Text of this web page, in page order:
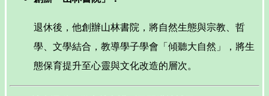
退休後，他創辦山林書院，將自然生態與宗教、哲
學、文學結合，教導學子學會「傾聽大自然」，將生
態保育提升至心靈與文化改造的層次。